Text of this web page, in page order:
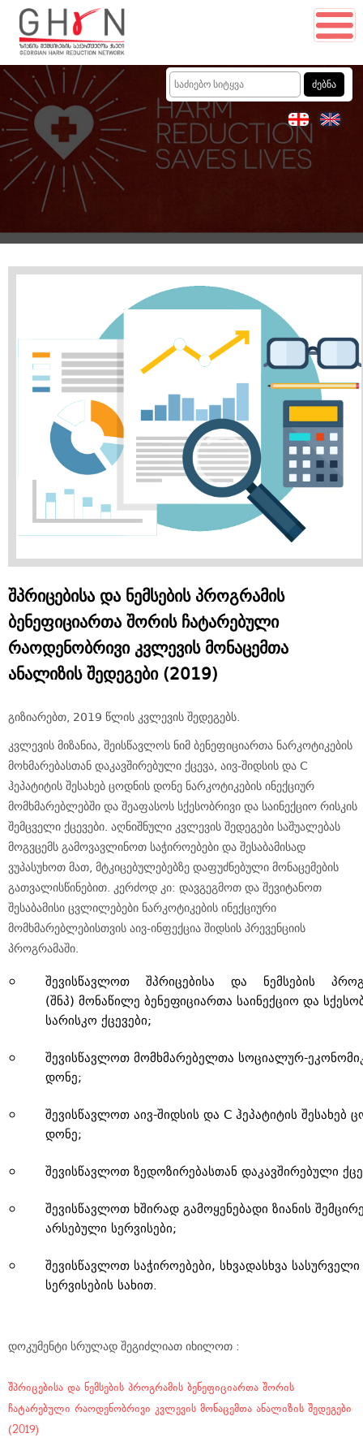
შპრიცებისა და ნემსების პროგრამის
ბენეფიციართა შორის ჩატარებული
რაოდენობრივი კვლევის მონაცემთა
ანალიზის შედეგები (2019)
გიზიარებთ, 2019 წლის კვლევის შედეგებს.
კვლევის მიზანია, შეისწავლოს ნიმ ბენეფიციართა ნარკოტიკების
მოხმარებასთან დაკავშირებული ქცევა, აივ-შიდსის და C
ჰეპატიტის შესახებ ცოდნის დონე ნარკოტიკების ინექციურ
მომხმარებლებში და შეაფასოს სქესობრივი და საინექციო რისკის
შემცველი ქცევები. აღნიშნული კვლევის შედეგები საშუალებას
მოგვცემს გამოვავლინოთ საჭიროებები და შესაბამისად
ვუპასუხოთ მათ, მტკიცებულებებზე დაფუძნებული მონაცემების
გათვალისწინებით. კერძოდ კი: დავგეგმოთ და შევიტანოთ
შესაბამისი ცვლილებები ნარკოტიკების ინექციური
მომხმარებლებისთვის აივ-ინფექცია შიდსის პრევენციის
პროგრამაში.
შევისწავლოთ შპრიცებისა და ნემსების
(შნპ) მონაწილე ბენეფიციართა საინექციო და
სარისკო ქცევები;
შევისწავლოთ მომხმარებელთა სოციალურ-
დონე;
შევისწავლოთ აივ-შიდსის და C ჰეპატიტის შესახებ
დონე;
შევისწავლოთ ზედოზირებასთან დაკავშირებული
შევისწავლოთ ხშირად გამოყენებადი ზიანის
არსებული სერვისები;
შევისწავლოთ საჭიროებები, სხვადასხვა სასურველი
სერვისების სახით.
დოკუმენტი სრულად შეგიძლიათ იხილოთ :
შპრიცებისა და ნემსების პროგრამის ბენეფიციართა შორის
ჩატარებული რაოდენობრივი კვლევის მონაცემთა ანალიზის შედეგები
(2019)